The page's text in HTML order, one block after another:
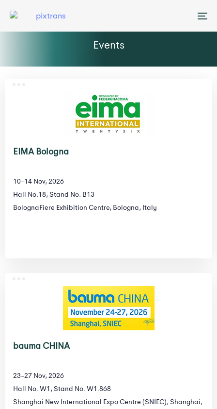
Events
EIMA Bologna
10-14 Nov, 2026
Hall No.18, Stand No. B13
BolognaFiere Exhibition Centre, Bologna, Italy
bauma CHINA
23-27 Nov, 2026
Hall No. W1, Stand No. W1.868
Shanghai New International Expo Centre (SNIEC), Shanghai,